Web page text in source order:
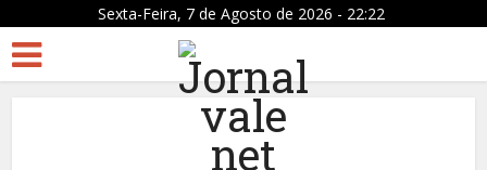
Sexta-Feira, 7 de Agosto de 2026 - 22:22